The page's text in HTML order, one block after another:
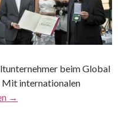
beim Global
Mit internationalen
→